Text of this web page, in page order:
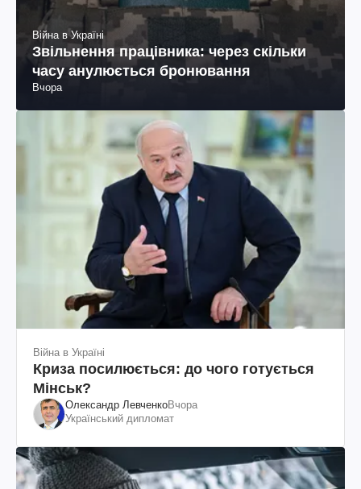
Війна в Україні
Звільнення працівника: через скільки
часу анулюється бронювання
Вчора
Війна в Україні
Криза посилюється: до чого готується
Мінськ?
Олександр ЛевченкоВчора
Український дипломат